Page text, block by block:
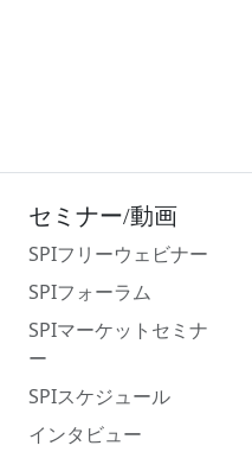
セミナー/動画
SPIフリーウェビナー
SPIフォーラム
SPIマーケットセミナ
ー
SPIスケジュール
インタビュー